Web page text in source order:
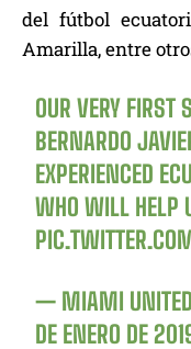
del fútbol
Amarilla, entre
OUR VERY FIRST
BERNARDO
EXPERIENCED
WHO WILL HELP
— MIAMI
DE ENERO DE